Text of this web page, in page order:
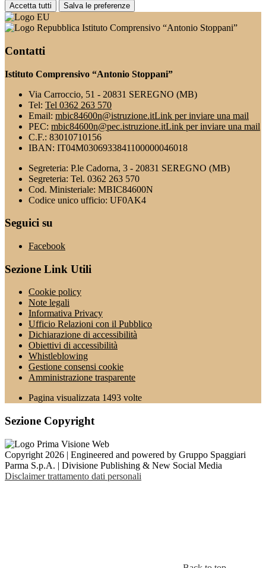
Accetta tutti Salva le preferenze
Istituto Comprensivo “Antonio Stoppani”
Contatti
Istituto Comprensivo “Antonio Stoppani”
Via Carroccio, 51 - 20831 SEREGNO (MB)
Tel: Tel 0362 263 570
Email: mbic84600n@istruzione.itLink per inviare una mail
PEC: mbic84600n@pec.istruzione.itLink per inviare una mail
C.F.: 83010710156
IBAN: IT04M0306933841100000046018
Segreteria: P.le Cadorna, 3 - 20831 SEREGNO (MB)
Segreteria: Tel. 0362 263 570
Cod. Ministeriale: MBIC84600N
Codice unico ufficio: UF0AK4
Seguici su
Facebook
Sezione Link Utili
Cookie policy
Note legali
Informativa Privacy
Ufficio Relazioni con il Pubblico
Dichiarazione di accessibilità
Obiettivi di accessibilità
Whistleblowing
Gestione consensi cookie
Amministrazione trasparente
Pagina visualizzata 1493 volte
Sezione Copyright
Copyright 2026 | Engineered and powered by Gruppo Spaggiari
Parma S.p.A. | Divisione Publishing & New Social Media
Disclaimer trattamento dati personali